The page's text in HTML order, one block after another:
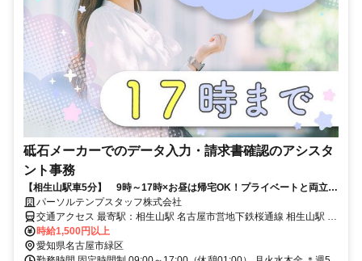
砥石メーカーでのデータ入力・請求書確認のアシスタ
ント事務
【相生山駅車5分】 9時～17時×お昼は帰宅OK！プライベートと両立し
やすい好条件！
パーソルテンプスタッフ株式会社
交通アクセス 最寄駅：相生山駅 名古屋市営地下鉄桜通線 相生山駅 車
5分 名鉄名古屋本線 鳴海駅 車10分 車通勤可能 お車通勤希望の方は、
駐車場の手配をお願いします。
時給1,500円以上
愛知県名古屋市緑区